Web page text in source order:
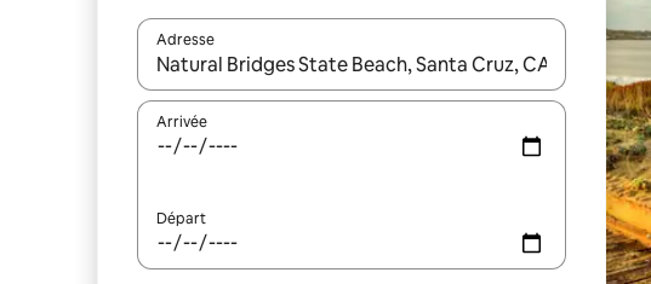
Adresse
Lorsque les résultats s'affichent, utilisez les flèches vers le
Arrivée
Départ